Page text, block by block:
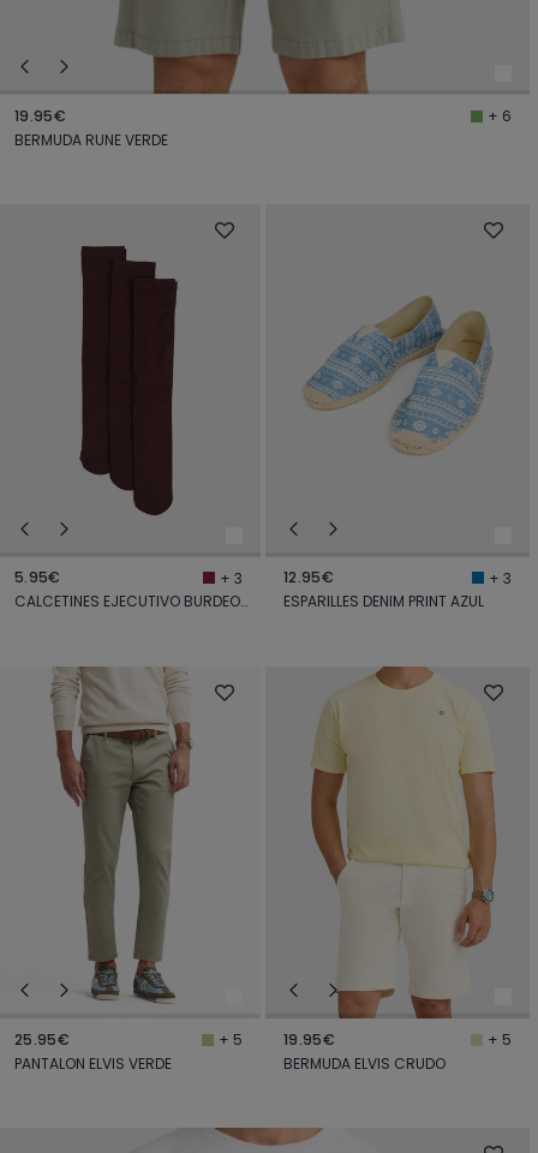
19.95€
+ 6
BERMUDA RUNE VERDE
5.95€
+ 3
CALCETINES EJECUTIVO BURDEOS
12.95€
+ 3
ESPARILLES DENIM PRINT AZUL
25.95€
+ 5
PANTALON ELVIS VERDE
19.95€
+ 5
BERMUDA ELVIS CRUDO